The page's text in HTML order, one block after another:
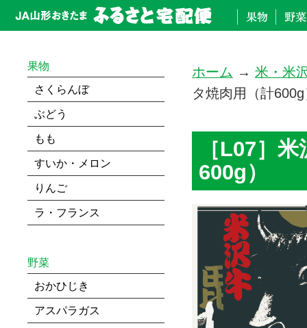
ホーム → 米・米
タ焼肉用（計
［L07］
600g）
果物
さくらんぼ
ぶどう
もも
すいか・メロン
りんご
ラ・フランス
野菜
おかひじき
アスパラガス